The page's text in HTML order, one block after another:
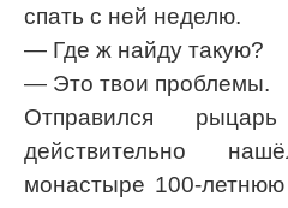
спать с ней неделю.
— Где ж найду такую?
— Это твои проблемы.
Отправился
действительно
монастыре 100-